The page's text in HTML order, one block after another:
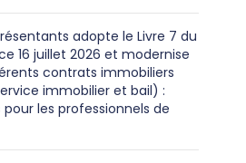
adopte le Livre 7 du
16 juillet 2026 et modernise
contrats immobiliers
immobilier et bail) :
les professionnels de